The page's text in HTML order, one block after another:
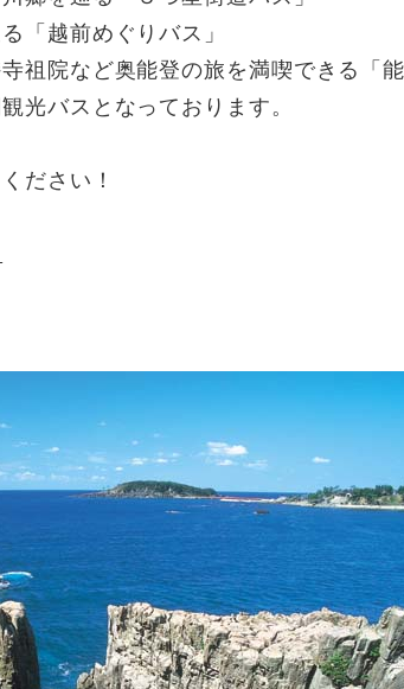
「越前めぐりバス」
祖院など奥能登の旅を満喫できる「能
光バスとなっております。
ださい！